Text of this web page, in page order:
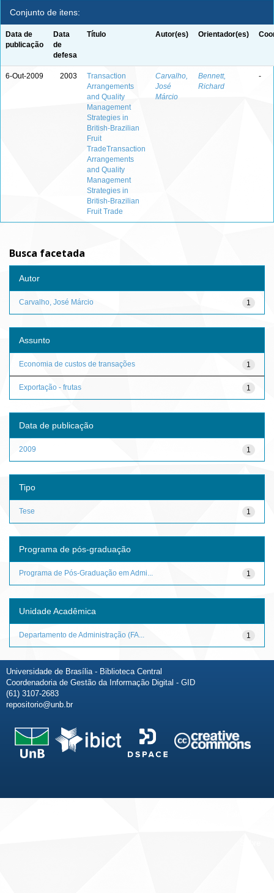
Conjunto de itens:
Data de
publicação
Data
de
defesa
Título Autor(es) Orientador(es)
6-Out-2009 2003
Transaction
Arrangements
and Quality
Management
Strategies in
British-Brazilian
Fruit
TradeTransaction
Arrangements
and Quality
Management
Strategies in
British-Brazilian
Fruit Trade
Carvalho,
José
Márcio
Bennett,
Richard
-
Busca facetada
Autor
1
Carvalho, José Márcio
Assunto
1
Economia de custos de transações
1
Exportação - frutas
Data de publicação
1
2009
Tipo
1
Tese
Programa de pós-graduação
1
Programa de Pós-Graduação em Admi...
Unidade Acadêmica
1
Departamento de Administração (FA...
Universidade de Brasília - Biblioteca Central
Coordenadoria de Gestão da Informação Digital - GID
(61) 3107-2683
repositorio@unb.br